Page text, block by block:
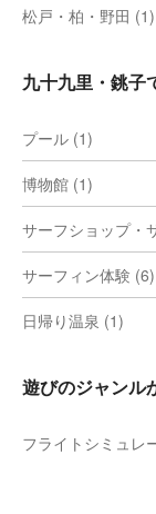
松戸・柏・野田 (1)
九十九里・銚子
プール (1)
博物館 (1)
サーフショップ・
サーフィン体験 (6)
日帰り温泉 (1)
遊びのジャンル
フライトシミュレ